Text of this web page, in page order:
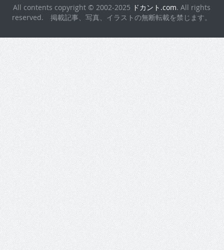
All contents copyright © 2002-2025 ドカント.com. All rights
reserved. 掲載記事、写真、イラストの無断転載を禁じます。